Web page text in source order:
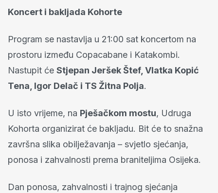
Koncert i bakljada Kohorte
Program se nastavlja u 21:00 sat koncertom na
prostoru između Copacabane i Katakombi.
Nastupit će Stjepan Jeršek Štef, Vlatka Kopić
Tena, Igor Delač i TS Žitna Polja.
U isto vrijeme, na Pješačkom mostu, Udruga
Kohorta organizirat će bakljadu. Bit će to snažna
završna slika obilježavanja – svjetlo sjećanja,
ponosa i zahvalnosti prema braniteljima Osijeka.
Dan ponosa, zahvalnosti i trajnog sjećanja